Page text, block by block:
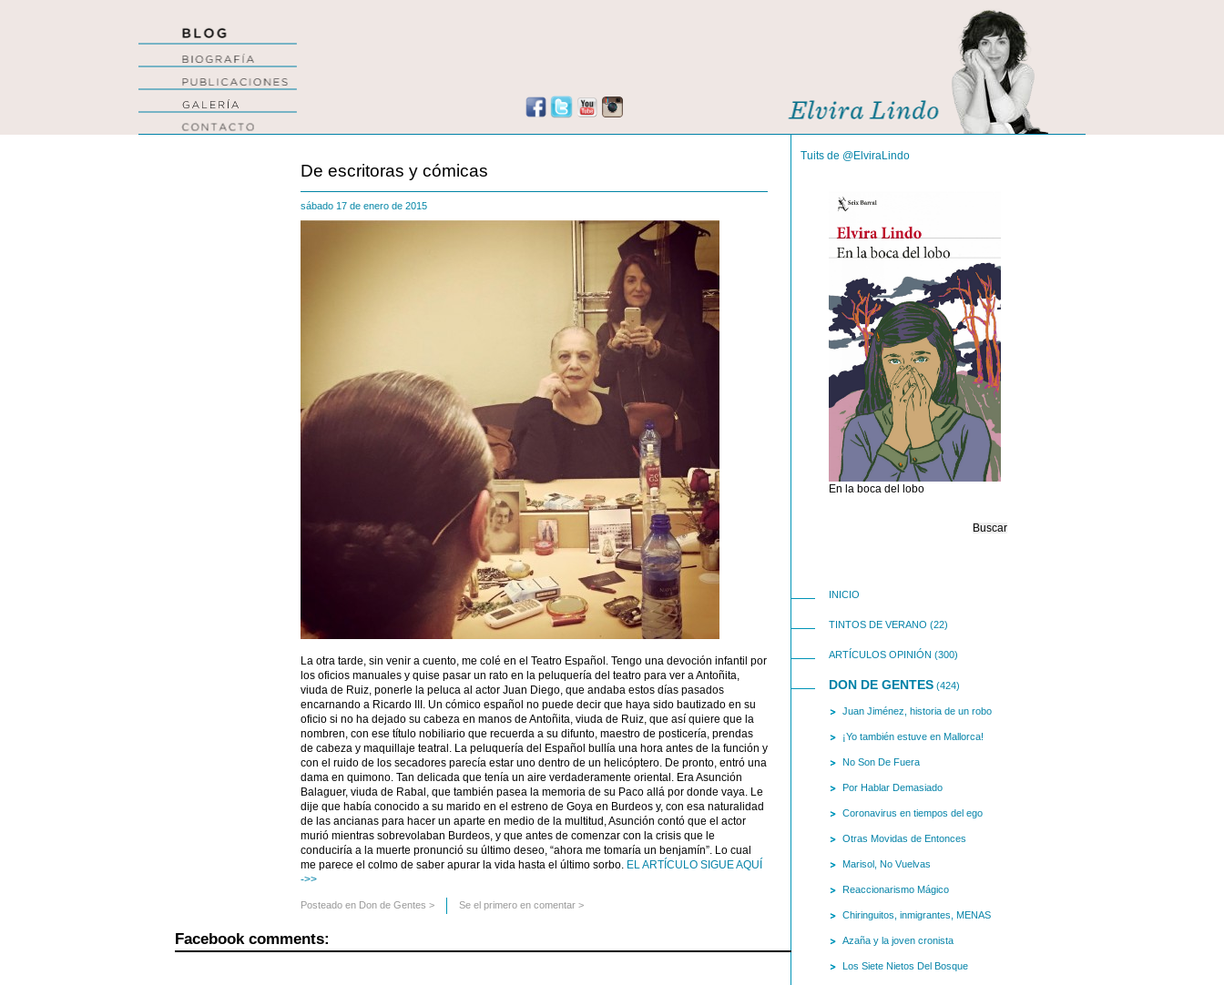
De escritoras y cómicas
sábado 17 de enero de 2015
La otra tarde, sin venir a cuento, me colé en el Teatro Español. Tengo una devoción infantil por
los oficios manuales y quise pasar un rato en la peluquería del teatro para ver a Antoñita,
viuda de Ruiz, ponerle la peluca al actor Juan Diego, que andaba estos días pasados
encarnando a Ricardo III. Un cómico español no puede decir que haya sido bautizado en su
oficio si no ha dejado su cabeza en manos de Antoñita, viuda de Ruiz, que así quiere que la
nombren, con ese título nobiliario que recuerda a su difunto, maestro de posticería, prendas
de cabeza y maquillaje teatral. La peluquería del Español bullía una hora antes de la función y
con el ruido de los secadores parecía estar uno dentro de un helicóptero. De pronto, entró una
dama en quimono. Tan delicada que tenía un aire verdaderamente oriental. Era Asunción
Balaguer, viuda de Rabal, que también pasea la memoria de su Paco allá por donde vaya. Le
dije que había conocido a su marido en el estreno de Goya en Burdeos y, con esa naturalidad
de las ancianas para hacer un aparte en medio de la multitud, Asunción contó que el actor
murió mientras sobrevolaban Burdeos, y que antes de comenzar con la crisis que le
conduciría a la muerte pronunció su último deseo, “ahora me tomaría un benjamín”. Lo cual
me parece el colmo de saber apurar la vida hasta el último sorbo. EL ARTÍCULO SIGUE AQUÍ
->>
Posteado en Don de Gentes > Se el primero en comentar >
Facebook comments:
Tuits de @ElviraLindo
En la boca del lobo
INICIO
TINTOS DE VERANO (22)
ARTÍCULOS OPINIÓN (300)
DON DE GENTES (424)
Juan Jiménez, historia de un robo
¡Yo también estuve en Mallorca!
No Son De Fuera
Por Hablar Demasiado
Coronavirus en tiempos del ego
Otras Movidas de Entonces
Marisol, No Vuelvas
Reaccionarismo Mágico
Chiringuitos, inmigrantes, MENAS
Azaña y la joven cronista
Los Siete Nietos Del Bosque